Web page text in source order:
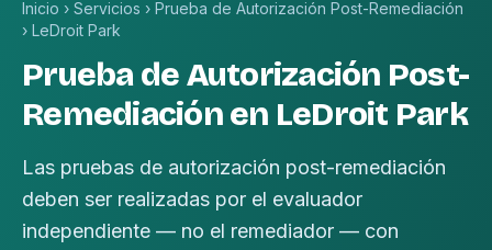
Inicio › Servicios › Prueba de Autorización Post-Remediación
› LeDroit Park
Prueba de Autorización Post-
Remediación en LeDroit Park
Las pruebas de autorización post-remediación
deben ser realizadas por el evaluador
independiente — no el remediador — con